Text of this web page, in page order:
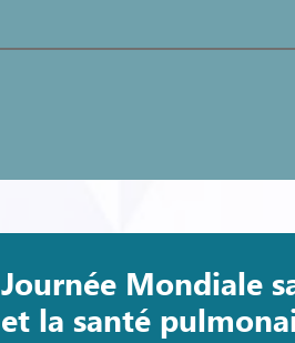
Journée Mondiale
et la santé